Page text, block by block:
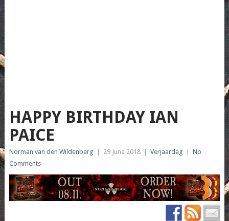
HAPPY BIRTHDAY IAN
PAICE
Norman van den Wildenberg 29 June 2018 Verjaardag
No
Comments